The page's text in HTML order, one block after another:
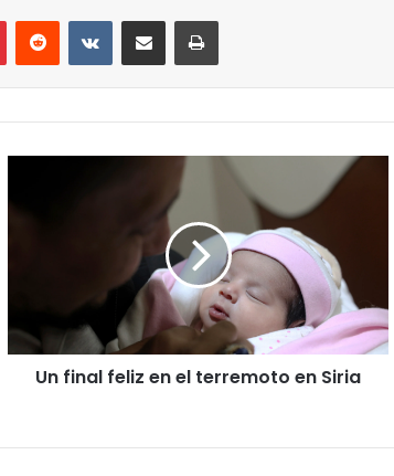
PinterestReddit VKontakteCompartir via correo electrónicoImpresión
feliz
Siria
Un final feliz en el terremoto en Siria